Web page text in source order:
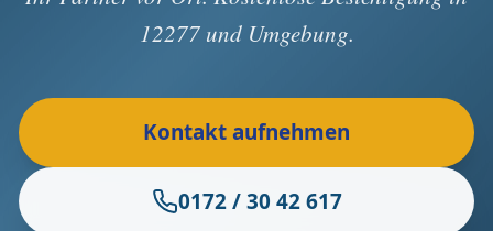
12277 und Umgebung.
Kontakt aufnehmen
0172 / 30 42 617